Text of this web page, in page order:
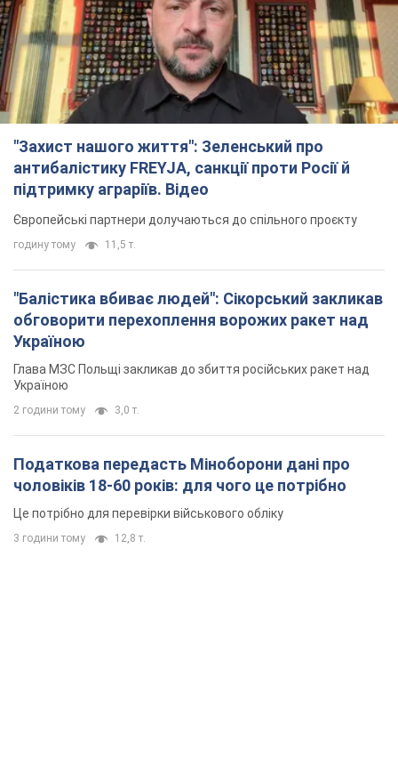
"Захист нашого життя": Зеленський про
антибалістику FREYJA, санкції проти Росії й
підтримку аграріїв. Відео
Європейські партнери долучаються до спільного проєкту
годину тому 11,5 т.
"Балістика вбиває людей": Сікорський закликав
обговорити перехоплення ворожих ракет над
Україною
Глава МЗС Польщі закликав до збиття російських ракет над
Україною
2 години тому 3,0 т.
Податкова передасть Міноборони дані про
чоловіків 18-60 років: для чого це потрібно
Це потрібно для перевірки військового обліку
3 години тому 12,8 т.